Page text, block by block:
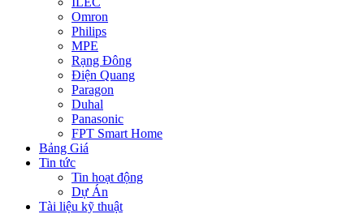
Omron
Philips
MPE
Rạng Đông
Điện Quang
Paragon
Duhal
Panasonic
FPT Smart Home
Bảng Giá
Tin tức
Tin hoạt động
Dự Án
Tài liệu kỹ thuật